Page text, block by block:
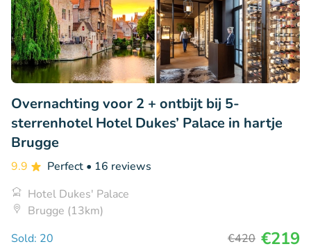
Overnachting voor 2 + ontbijt bij 5-
sterrenhotel Hotel Dukes’ Palace in hartje
Brugge
9.9 Perfect • 16 reviews
Hotel Dukes' Palace
Brugge (13km)
Sold: 20
€420 €219